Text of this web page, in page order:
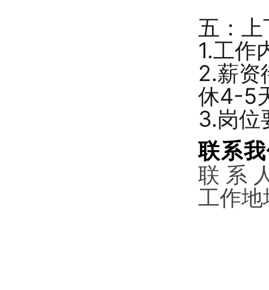
五：
1.工作
2.薪资
休4-5
3.岗位
联系
联 系
工作地